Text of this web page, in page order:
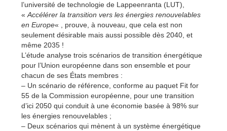
l’université de technologie de Lappeenranta (LUT),
« Accélérer la transition vers les énergies renouvelables
en Europe« , prouve, à nouveau, que cela est non
seulement désirable mais aussi possible dès 2040, et
même 2035 !
L’étude analyse trois scénarios de transition énergétique
pour l’Union européenne dans son ensemble et pour
chacun de ses États membres :
– Un scénario de référence, conforme au paquet Fit for
55 de la Commission européenne, pour une transition
d’ici 2050 qui conduit à une économie basée à 98% sur
les énergies renouvelables ;
– Deux scénarios qui mènent à un système énergétique